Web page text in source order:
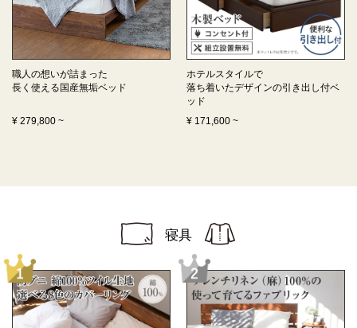
職人の想いが詰まった
長く使える 国産無垢ベッド
¥ 279,800 ~
ホテルスタイルで
落ち着いたデザインの引き出し付ベ
ッド
¥ 171,600 ~
寝具